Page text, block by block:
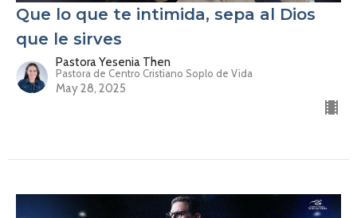
Que lo que te intimida, sepa al Dios
que le sirves
Pastora Yesenia Then
Pastora de Centro Cristiano Soplo de Vida
May 28, 2025